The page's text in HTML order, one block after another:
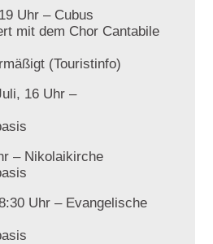
Uhr – Cubus
mit dem Chor Cantabile
(Touristinfo)
16 Uhr –
– Nikolaikirche
Uhr – Evangelische